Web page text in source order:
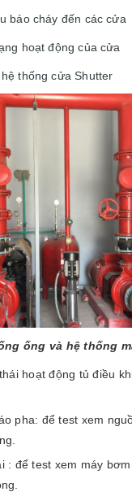
báo cháy đến các cửa
hoạt động của cửa
thống cửa Shutter
ống và hệ thống
hoạt động tủ điều
pha: để test xem
: để test xem máy